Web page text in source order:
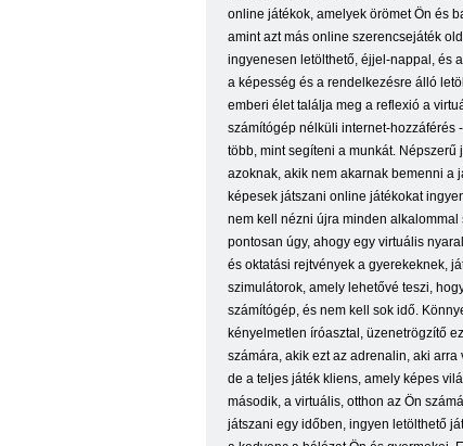
online játékok, amelyek örömet Ön és
amint azt más online szerencsejáték
ingyenesen letölthető, éjjel-nappal, és
a képesség és a rendelkezésre álló
emberi élet találja meg a reflexió a
számítógép nélküli internet-hozzáférés
több, mint segíteni a munkát.
azoknak, akik nem akarnak bemenni a
képesek játszani online játékokat
nem kell nézni újra minden
pontosan úgy, ahogy egy virtuális
és oktatási rejtvények a gyerekeknek,
szimulátorok, amely lehetővé teszi,
számítógép, és nem kell sok idő.
kényelmetlen íróasztal, üzenetrögzítő
számára, akik ezt az adrenalin, aki
de a teljes játék kliens, amely képes
második, a virtuális, otthon az Ön
játszani egy időben, ingyen letölthető